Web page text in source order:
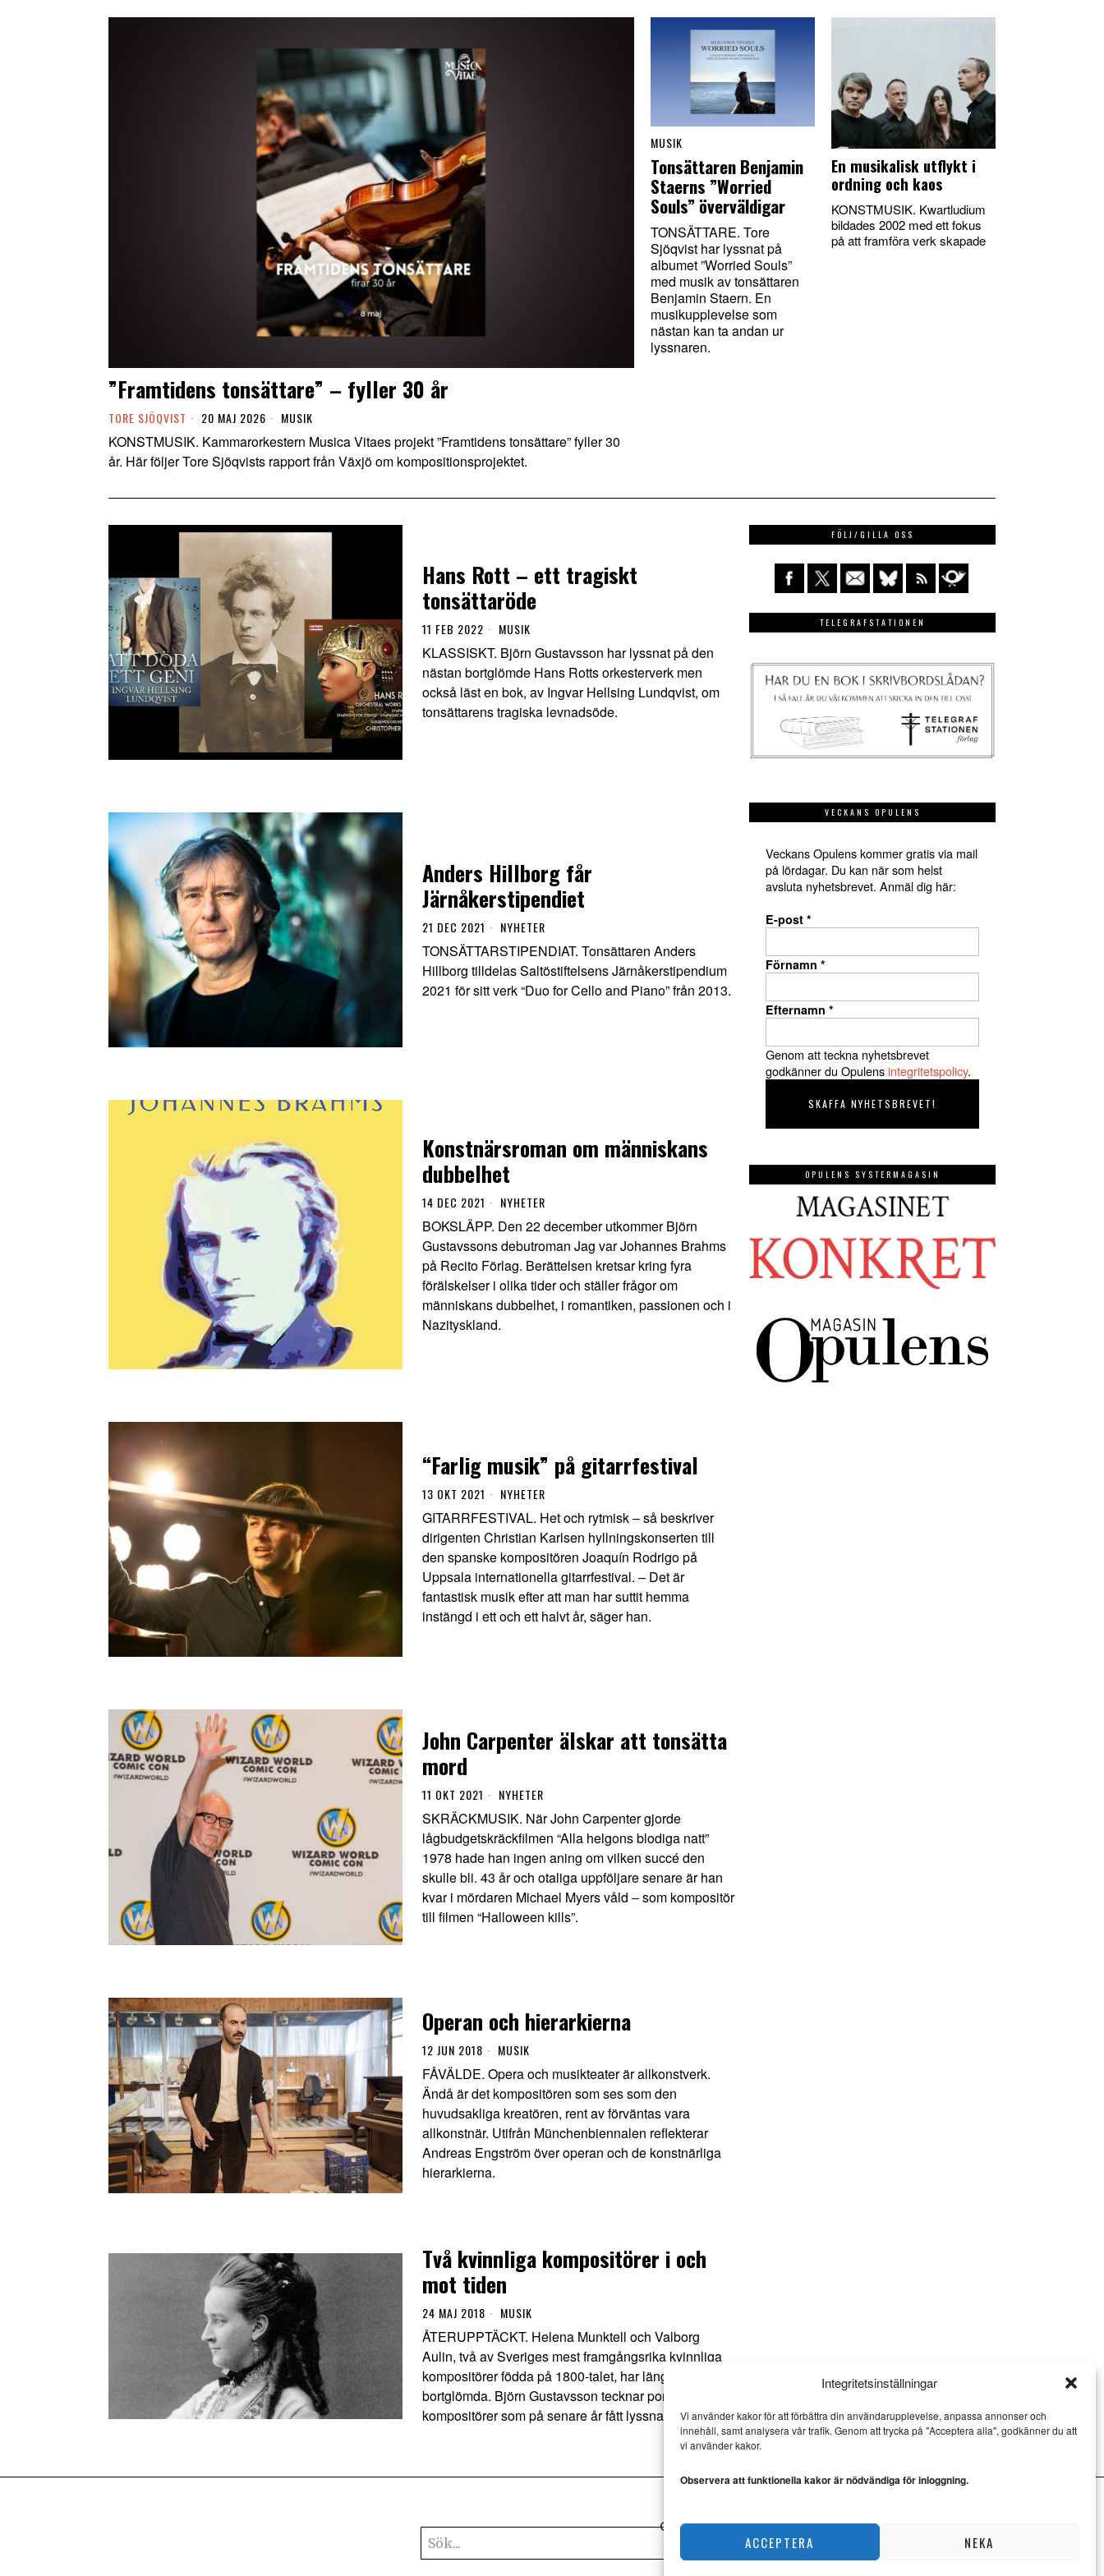
Integritetsinställningar
Vi använder kakor för att förbättra din användarupplevelse, anpassa annonser och
innehåll, samt analysera vår trafik. Genom att trycka på "Acceptera alla", godkänner du att
vi använder kakor.
Observera att funktionella kakor är nödvändiga för inloggning.
ACCEPTERA NEKA
”Framtidens tonsättare” – fyller 30 år
TORE SJÖQVIST 20 MAJ 2026 MUSIK
KONSTMUSIK. Kammarorkestern Musica Vitaes projekt ”Framtidens tonsättare” fyller 30
år. Här följer Tore Sjöqvists rapport från Växjö om kompositionsprojektet.
MUSIK
Tonsättaren Benjamin
Staerns ”Worried
Souls” överväldigar
TONSÄTTARE. Tore
Sjöqvist har lyssnat på
albumet ”Worried Souls”
med musik av tonsättaren
Benjamin Staern. En
musikupplevelse som
nästan kan ta andan ur
lyssnaren.
En musikalisk utflykt i
ordning och kaos
KONSTMUSIK. Kwartludium
bildades 2002 med ett fokus
på att framföra verk skapade
Hans Rott – ett tragiskt
tonsättaröde
11 FEB 2022 MUSIK
KLASSISKT. Björn Gustavsson har lyssnat på den
nästan bortglömde Hans Rotts orkesterverk men
också läst en bok, av Ingvar Hellsing Lundqvist, om
tonsättarens tragiska levnadsöde.
Anders Hillborg får
Järnåkerstipendiet
21 DEC 2021 NYHETER
TONSÄTTARSTIPENDIAT. Tonsättaren Anders
Hillborg tilldelas Saltöstiftelsens Järnåkerstipendium
2021 för sitt verk “Duo for Cello and Piano” från 2013.
Konstnärsroman om människans
dubbelhet
14 DEC 2021 NYHETER
BOKSLÄPP. Den 22 december utkommer Björn
Gustavssons debutroman Jag var Johannes Brahms
på Recito Förlag. Berättelsen kretsar kring fyra
förälskelser i olika tider och ställer frågor om
människans dubbelhet, i romantiken, passionen och i
Nazityskland.
“Farlig musik” på gitarrfestival
13 OKT 2021 NYHETER
GITARRFESTIVAL. Het och rytmisk – så beskriver
dirigenten Christian Karlsen hyllningskonserten till
den spanske kompositören Joaquín Rodrigo på
Uppsala internationella gitarrfestival. – Det är
fantastisk musik efter att man har suttit hemma
instängd i ett och ett halvt år, säger han.
John Carpenter älskar att tonsätta
mord
11 OKT 2021 NYHETER
SKRÄCKMUSIK. När John Carpenter gjorde
lågbudgetskräckfilmen “Alla helgons blodiga natt”
1978 hade han ingen aning om vilken succé den
skulle bli. 43 år och otaliga uppföljare senare är han
kvar i mördaren Michael Myers våld ‒ som kompositör
till filmen “Halloween kills”.
Operan och hierarkierna
12 JUN 2018 MUSIK
FÅVÄLDE. Opera och musikteater är allkonstverk.
Ändå är det kompositören som ses som den
huvudsakliga kreatören, rent av förväntas vara
allkonstnär. Utifrån Münchenbiennalen reflekterar
Andreas Engström över operan och de konstnärliga
hierarkierna.
Två kvinnliga kompositörer i och
mot tiden
24 MAJ 2018 MUSIK
ÅTERUPPTÄCKT. Helena Munktell och Valborg
Aulin, två av Sveriges mest framgångsrika kvinnliga
kompositörer födda på 1800-talet, har länge varit
bortglömda. Björn Gustavsson tecknar porträtt av två
kompositörer som på senare år fått lyssnare igen.
FÖLJ/GILLA OSS
TELEGRAFSTATIONEN
VECKANS OPULENS
Veckans Opulens kommer gratis via mail
på lördagar. Du kan när som helst
avsluta nyhetsbrevet. Anmäl dig här:
E-post *
Förnamn *
Efternamn *
Genom att teckna nyhetsbrevet
godkänner du Opulensintegritetspolicy.
OPULENS SYSTERMAGASIN